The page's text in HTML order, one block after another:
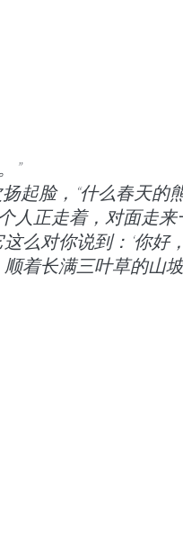
”
起脸，“什么春天的
么对你说到：‘你好
着长满三叶草的山